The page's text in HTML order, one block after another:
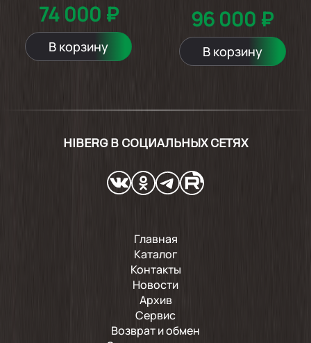
74 000 ₽
В корзину
96 000 ₽
В корзину
HIBERG В СОЦИАЛЬНЫХ СЕТЯХ
Главная
Каталог
Контакты
Новости
Архив
Сервис
Возврат и обмен